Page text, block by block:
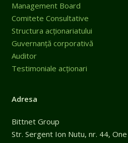
Management Board
Comitete Consultative
Structura acționariatului
Guvernanță corporativă
Auditor
Testimoniale acționari
Adresa
Bittnet Group
Str. Sergent Ion Nutu, nr. 44,